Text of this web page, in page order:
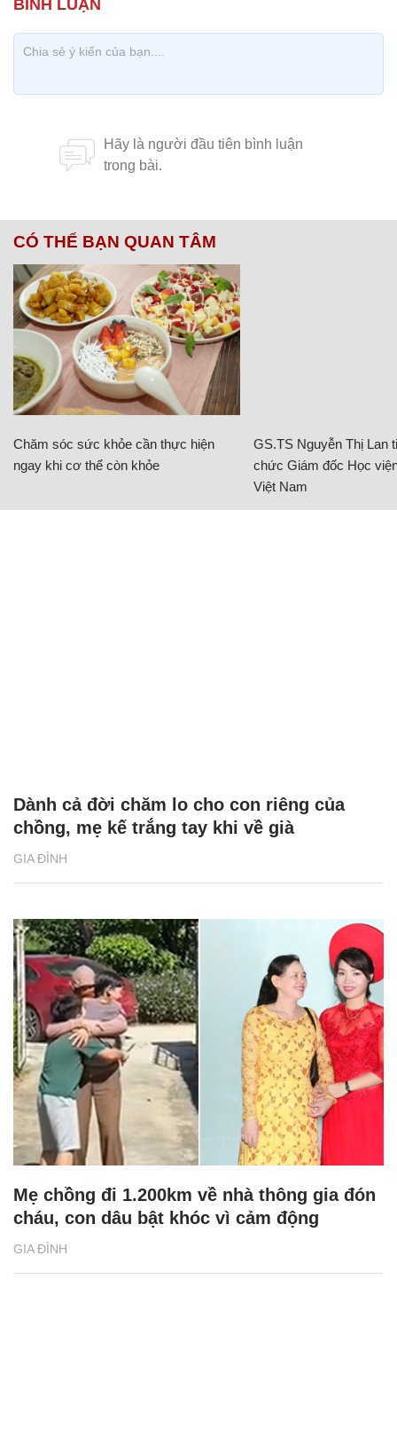
CÓ THỂ BẠN QUAN TÂM
Chăm sóc sức khỏe cần thực hiện
ngay khi cơ thể còn khỏe
GS.TS Nguyễn Thị Lan
chức Giám đốc Học
Việt Nam
GIA ĐÌNH
Dành cả đời chăm lo cho con riêng của
chồng, mẹ kế trắng tay khi về già
GIA ĐÌNH
Mẹ chồng đi 1.200km về nhà thông gia đón
cháu, con dâu bật khóc vì cảm động